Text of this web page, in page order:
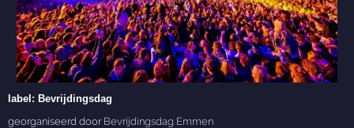
label: Bevrijdingsdag
georganiseerd door Bevrijdingsdag Emmen